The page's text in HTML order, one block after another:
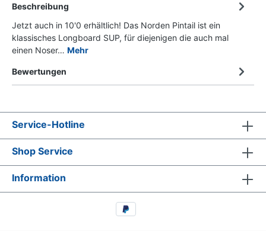
Beschreibung
Jetzt auch in 10'0 erhältlich! Das Norden Pintail ist ein
klassisches Longboard SUP, für diejenigen die auch mal
einen Noser… Mehr
Bewertungen
Service-Hotline
Shop Service
Information